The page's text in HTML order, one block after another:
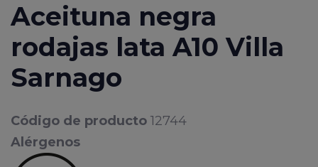
Aceituna negra
rodajas lata A10 Villa
Sarnago
Código de producto 12744
Alérgenos